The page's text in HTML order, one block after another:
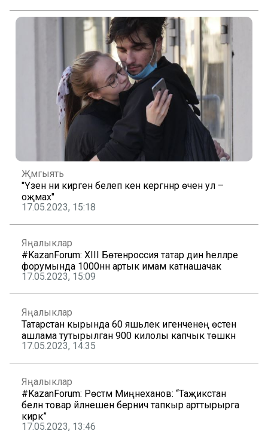
Җәмгыять
"Үзенә ни кирәген белеп кенә кергәннәр өчен ул –
оҗмах"
17.05.2023, 15:18
Яңалыклар
#KazanForum: XIII Бөтенроссия татар дин әһелләре
форумында 1000нән артык имам катнашачак
17.05.2023, 15:09
Яңалыклар
Татарстан кырында 60 яшьлек игенченең өстенә
ашлама тутырылган 900 килолы капчык төшкән
17.05.2023, 14:35
Яңалыклар
#KazanForum: Рөстәм Миңнеханов: “Таҗикстан
белән товар әйләнешен берничә тапкыр арттырырга
кирәк”
17.05.2023, 13:46